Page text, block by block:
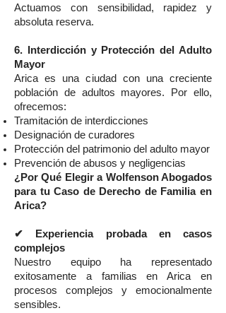
Actuamos con sensibilidad, rapidez y
absoluta reserva.
6. Interdicción y Protección del Adulto
Mayor
Arica es una ciudad con una creciente
población de adultos mayores. Por ello,
ofrecemos:
Tramitación de interdicciones
Designación de curadores
Protección del patrimonio del adulto mayor
Prevención de abusos y negligencias
¿Por Qué Elegir a Wolfenson Abogados
para tu Caso de Derecho de Familia en
Arica?
✔ Experiencia probada en casos
complejos
Nuestro equipo ha representado
exitosamente a familias en Arica en
procesos complejos y emocionalmente
sensibles.